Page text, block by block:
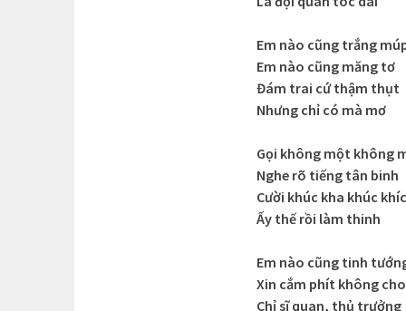
Em nào cũng trắng
Em nào cũng măng tơ
Đám trai cứ thậm thụt
Nhưng chỉ có mà mơ
Gọi không một không
Nghe rõ tiếng tân binh
Cười khúc kha khúc
Ấy thế rồi làm thinh
Em nào cũng tinh
Xin cắm phít không cho
Chỉ sĩ quan, thủ trưởng